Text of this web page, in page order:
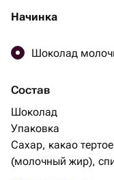
Начинка
Шоколад
Состав
Шоколад
Упаковка
Сахар, какао
(молочный жир),